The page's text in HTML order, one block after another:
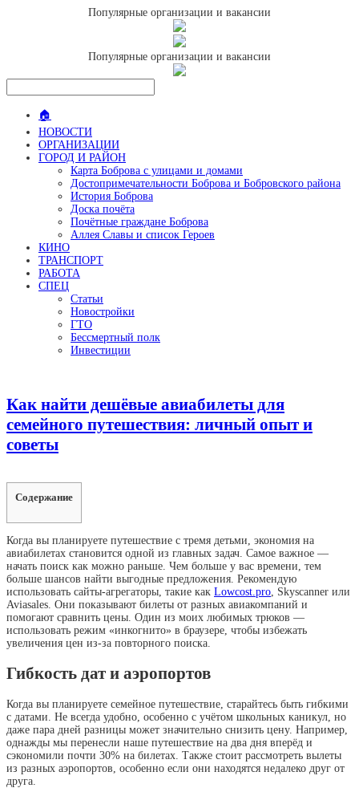
Популярные организации и вакансии
Популярные организации и вакансии
🏠
НОВОСТИ
ОРГАНИЗАЦИИ
ГОРОД И РАЙОН
Карта Боброва с улицами и домами
Достопримечательности Боброва и Бобровского района
История Боброва
Доска почёта
Почётные граждане Боброва
Аллея Славы и список Героев
КИНО
ТРАНСПОРТ
РАБОТА
СПЕЦ
Статьи
Новостройки
ГТО
Бессмертный полк
Инвестиции
Как найти дешёвые авиабилеты для
семейного путешествия: личный опыт и
советы
Содержание
Когда вы планируете путешествие с тремя детьми, экономия на
авиабилетах становится одной из главных задач. Самое важное —
начать поиск как можно раньше. Чем больше у вас времени, тем
больше шансов найти выгодные предложения. Рекомендую
использовать сайты-агрегаторы, такие как Lowcost.pro , Skyscanner или
Aviasales. Они показывают билеты от разных авиакомпаний и
помогают сравнить цены. Один из моих любимых трюков —
использовать режим «инкогнито» в браузере, чтобы избежать
увеличения цен из-за повторного поиска.
Гибкость дат и аэропортов
Когда вы планируете семейное путешествие, старайтесь быть гибкими
с датами. Не всегда удобно, особенно с учётом школьных каникул, но
даже пара дней разницы может значительно снизить цену. Например,
однажды мы перенесли наше путешествие на два дня вперёд и
сэкономили почти 30% на билетах. Также стоит рассмотреть вылеты
из разных аэропортов, особенно если они находятся недалеко друг от
друга.